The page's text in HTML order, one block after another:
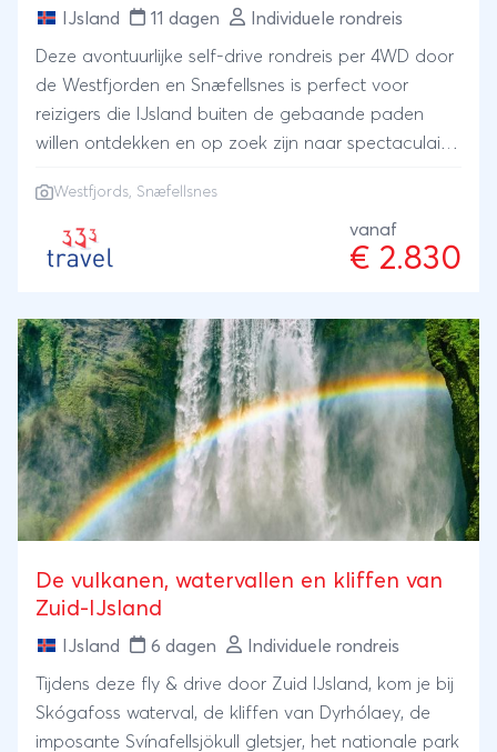
per MS Spitsbergen met volpension aan boord.
Transfer HX kade - Longyearbyen Airport. Vliegreis
Longyearbyen - Oslo in Economy Class. Vliegreis
Oslo - Amsterdam (bij te boeken terugreis pakket).
Vervoer De vlucht vanuit Longyearbyen naar Oslo is
tijden bekend gemaakt. De vluchten vanuit
Amsterdam kunnen wij ook voor u reserveren. De
Amsterdam zijn onder voorbehoud en moeten wij
aanvragen. Wij zullen u uiteraard over deze tarieven
en tijden berichten alvorens de vliegreis definitief te
reserveren. Vluchten zijn vanaf 11 maanden voor
vertrek boekbaar.Let op: het kan voorkomen dat er
na afloop van uw reis een extra overnachting in
Oslo bijgeboekt dient te worden in verband met de
doorverbinding van de vlucht vanuit Longyearbyen.
Uiteraard zullen wij u hierover informeren indien dit
van toepassing is op uw reis.
IJsland 11 dagen Individuele rondreis
Deze avontuurlijke self-drive rondreis per 4WD door
de Westfjorden en Snæfellsnes is perfect voor
reizigers die IJsland buiten de gebaande paden
willen ontdekken en op zoek zijn naar spectaculaire
ervaren.
Westfjords, Snæfellsnes
vanaf
€ 2.830
De vulkanen, watervallen en kliffen van
Zuid-IJsland
IJsland 6 dagen Individuele rondreis
Tijdens deze fly & drive door Zuid IJsland, kom je bij
Skógafoss waterval, de kliffen van Dyrhólaey, de
imposante Svínafellsjökull gletsjer, het nationale park